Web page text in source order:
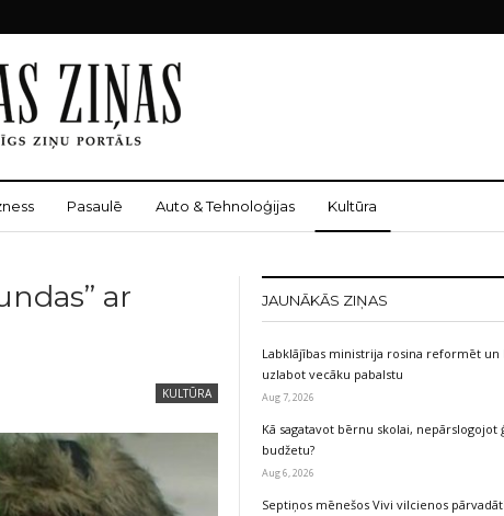
Pasaulē Auto & Tehnoloģijas Kultūra
ar
KULTŪRA
JAUNĀKĀS ZIŅAS
Labklājības ministrija rosina reformēt un
uzlabot vecāku pabalstu
Aug 7, 2026
Kā sagatavot bērnu skolai, nepārslogojot
budžetu?
Aug 6, 2026
Septiņos mēnešos Vivi vilcienos